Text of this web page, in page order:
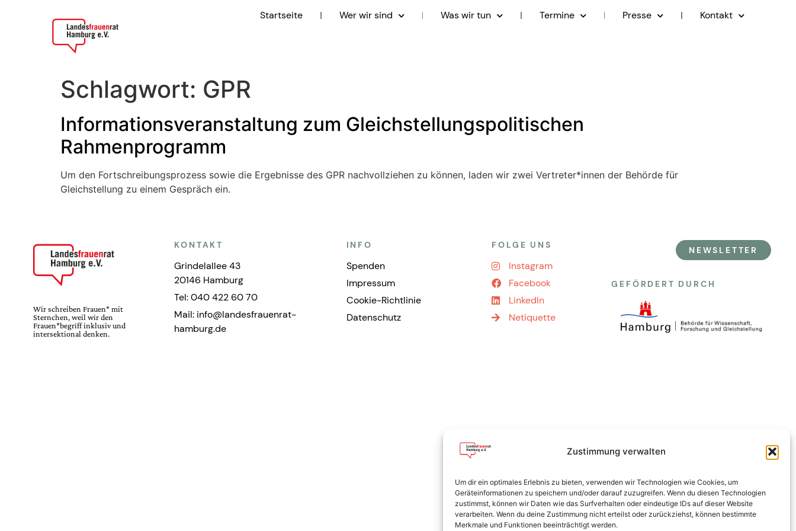
Zustimmung verwalten
Um dir ein optimales Erlebnis zu bieten, verwenden wir Technologien wie Cookies, um
Geräteinformationen zu speichern und/oder darauf zuzugreifen. Wenn du diesen Technologien
zustimmst, können wir Daten wie das Surfverhalten oder eindeutige IDs auf dieser Website
verarbeiten. Wenn du deine Zustimmung nicht erteilst oder zurückziehst, können bestimmte
Merkmale und Funktionen beeinträchtigt werden.
Startseite Wer wir sind Was wir tun Termine Presse Kontakt
Schlagwort: GPR
Informationsveranstaltung zum Gleichstellungspolitischen
Rahmenprogramm
Um den Fortschreibungsprozess sowie die Ergebnisse des GPR nachvollziehen zu können, laden wir zwei Vertreter*innen der Behörde für
Gleichstellung zu einem Gespräch ein.
Wir schreiben Frauen* mit
Sternchen, weil wir den
Frauen*begriff inklusiv und
intersektional denken.
KONTAKT
Grindelallee 43
20146 Hamburg
Tel: 040 422 60 70
Mail: info@landesfrauenrat-
hamburg.de
INFO
Spenden
Impressum
Cookie-Richtlinie
Datenschutz
FOLGE UNS
Instagram
Facebook
LinkedIn
Netiquette
NEWSLETTER
GEFÖRDERT DURCH